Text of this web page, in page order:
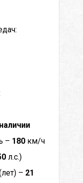
– 180 км/ч
л.с.)
– 21